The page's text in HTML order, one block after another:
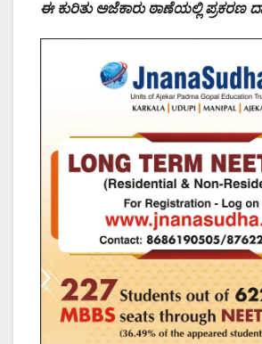
ಈ ಕುರಿತು ಅಜೆಕಾರು ಠಾಣೆಯಲ್ಲಿ ಪ್ರಕರಣ